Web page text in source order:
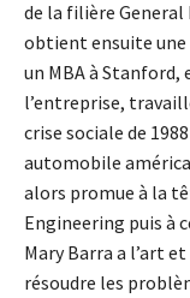
de la filière
obtient ensuite une
un MBA à
l’entreprise,
crise sociale de
automobile
alors promue à la
Engineering puis à
Mary Barra a l’art
résoudre les